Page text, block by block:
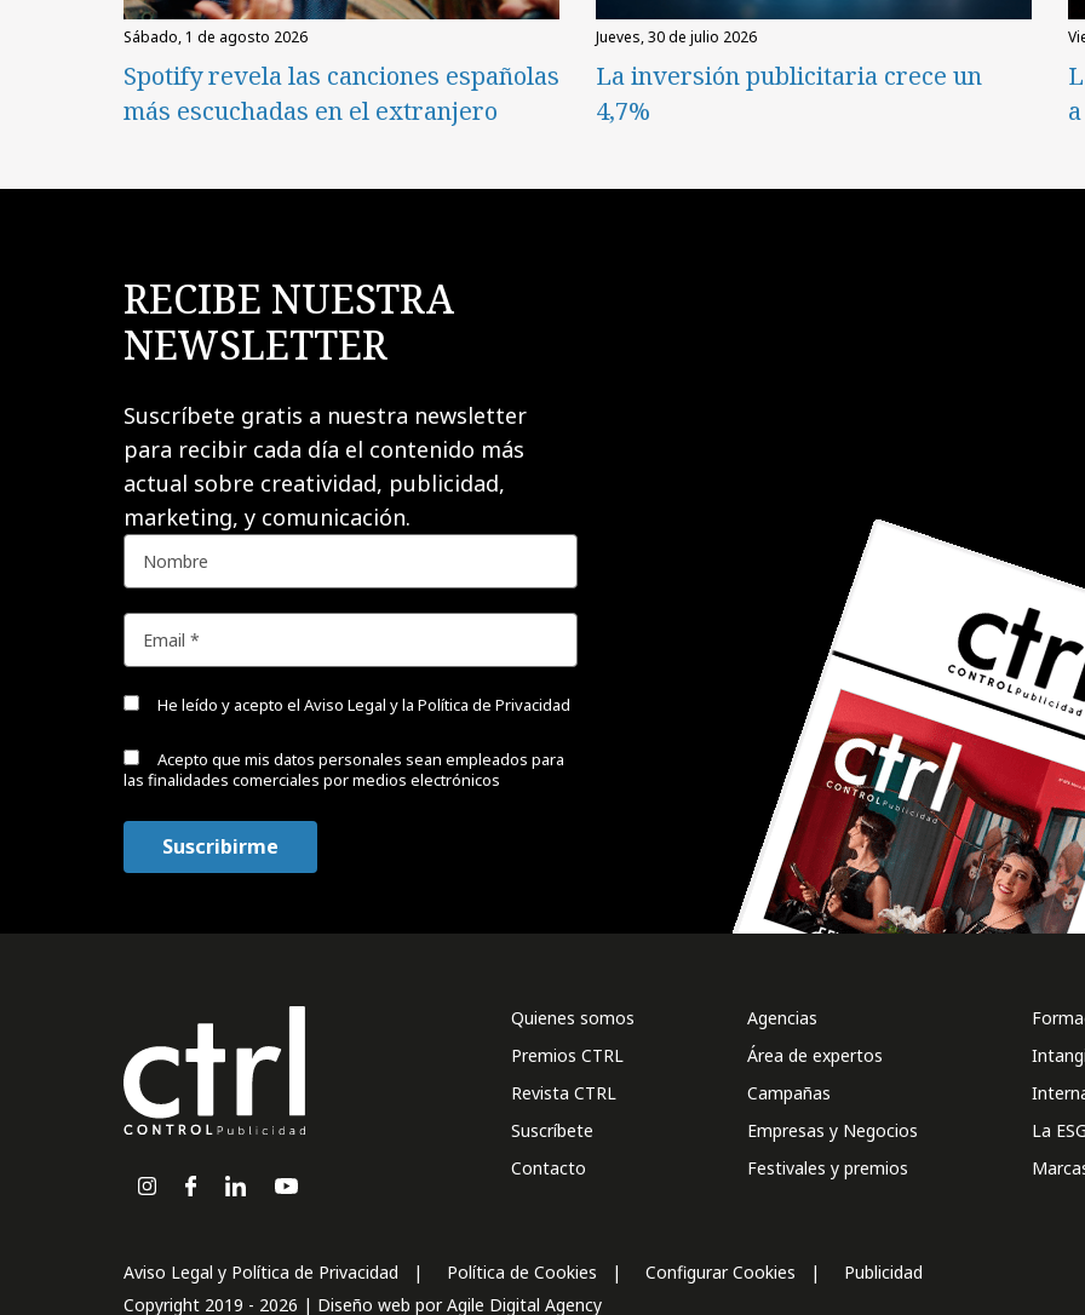
sábado, 1 de agosto 2026
Spotify revela las canciones españolas
más escuchadas en el extranjero
jueves, 30 de julio 2026
La inversión publicitaria crece un
4,7%
RECIBE NUESTRA
NEWSLETTER
Suscríbete gratis a nuestra newsletter
para recibir cada día el contenido más
actual sobre creatividad, publicidad,
marketing, y comunicación.
He leído y acepto el Aviso Legal y la Política de Privacidad
Acepto que mis datos personales sean empleados para
las finalidades comerciales por medios electrónicos
Quienes somos
Premios CTRL
Revista CTRL
Suscríbete
Contacto
Agencias
Área de expertos
Campañas
Empresas y Negocios
Festivales y premios
La
Aviso Legal y Política de Privacidad Política de Cookies Configurar Cookies
Publicidad
Copyright 2019 - 2026 | Diseño web porAgile Digital Agency